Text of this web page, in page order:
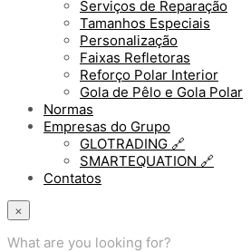
Serviços de Reparação
Tamanhos Especiais
Personalização
Faixas Refletoras
Reforço Polar Interior
Gola de Pêlo e Gola Polar
Normas
Empresas do Grupo
GLOTRADING 🔗
SMARTEQUATION 🔗
Contatos
×
What are you looking for?